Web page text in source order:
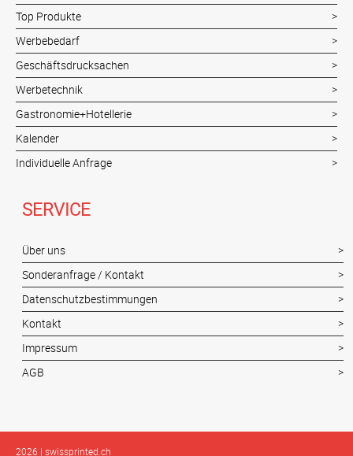
Top Produkte
Werbebedarf
Geschäftsdrucksachen
Werbetechnik
Gastronomie+Hotellerie
Kalender
Individuelle Anfrage
SERVICE
Über uns
Sonderanfrage / Kontakt
Datenschutzbestimmungen
Kontakt
Impressum
AGB
2026 | swissprinted.ch